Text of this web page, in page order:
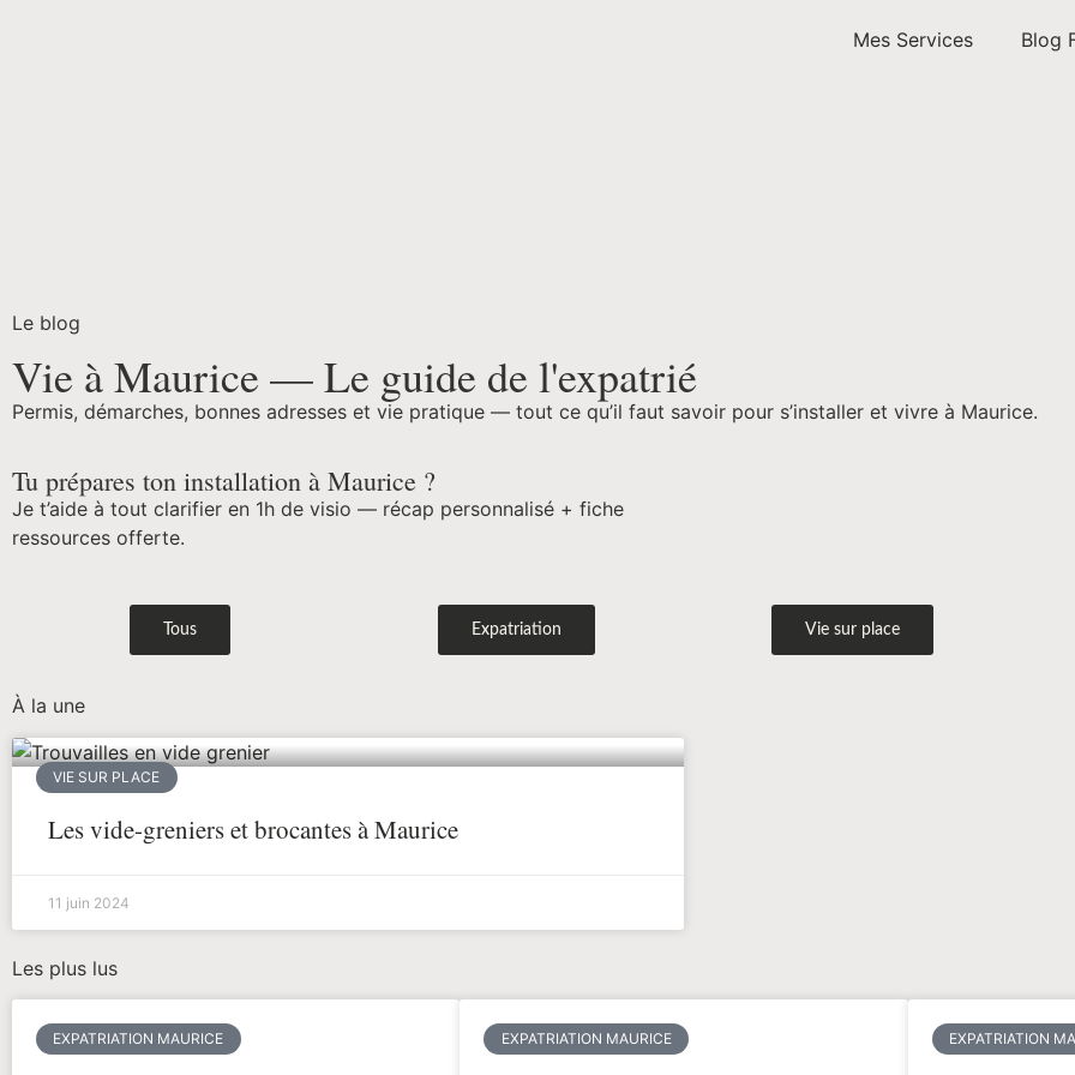
Mes Services Blog
Le blog
Vie à Maurice — Le guide de l'expatrié
Permis, démarches, bonnes adresses et vie pratique — tout ce qu’il faut savoir pour s’installer et vivre à Maurice.
Tu prépares ton installation à Maurice ?
Je t’aide à tout clarifier en 1h de visio — récap personnalisé + fiche
ressources offerte.
Tous Expatriation Vie sur place
À la une
VIE SUR PLACE
Les vide-greniers et brocantes à Maurice
11 juin 2024
Les plus lus
EXPATRIATION MAURICE EXPATRIATION MAURICE EXPATRIATION